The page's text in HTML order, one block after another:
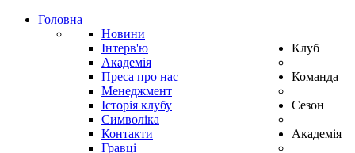
Головна
Новини
Інтерв'ю
Академія
Преса про нас
Клуб
Менеджмент
Історія клубу
Символіка
Контакти
Команда
Гравці
Сезон
Академія